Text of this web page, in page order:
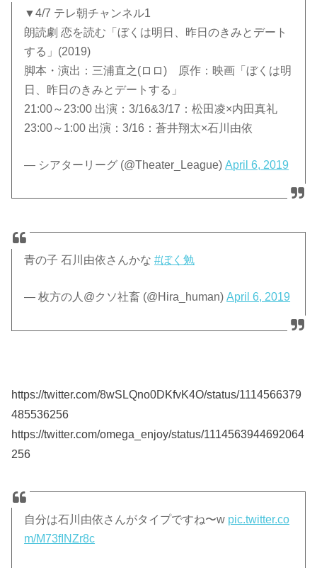
▼4/7 テレ朝チャンネル1
朗読劇 恋を読む「ぼくは明日、昨日のきみとデート
する」(2019)
脚本・演出：三浦直之(ロロ) 原作：映画「ぼくは明
日、昨日のきみとデートする」
21:00～23:00 出演：3/16&3/17：松田凌×内田真礼
23:00～1:00 出演：3/16：蒼井翔太×石川由依
— シアターリーグ (@Theater_League)April 6, 2019
青の子 石川由依さんかな#ぼく勉
— 枚方の人@クソ社畜 (@Hira_human)April 6, 2019
https://twitter.com/8wSLQno0DKfvK4O/status/1114566379
485536256
https://twitter.com/omega_enjoy/status/1114563944692064
256
自分は石川由依さんがタイプですね〜w pic.twitter.co
m/M73fINZr8c